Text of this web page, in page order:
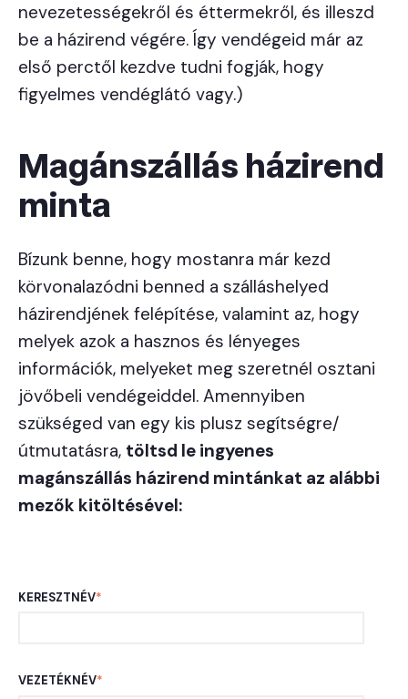
nevezetességekről és éttermekről, és illeszd
be a házirend végére. Így vendégeid már az
első perctől kezdve tudni fogják, hogy
figyelmes vendéglátó vagy.)
Magánszállás házirend
minta
Bízunk benne, hogy mostanra már kezd
körvonalazódni benned a szálláshelyed
házirendjének felépítése, valamint az, hogy
melyek azok a hasznos és lényeges
információk, melyeket meg szeretnél osztani
jövőbeli vendégeiddel. Amennyiben
szükséged van egy kis plusz segítségre/
útmutatásra, töltsd le ingyenes
magánszállás házirend mintánkat az alábbi
mezők kitöltésével:
KERESZTNÉV*
VEZETÉKNÉV*